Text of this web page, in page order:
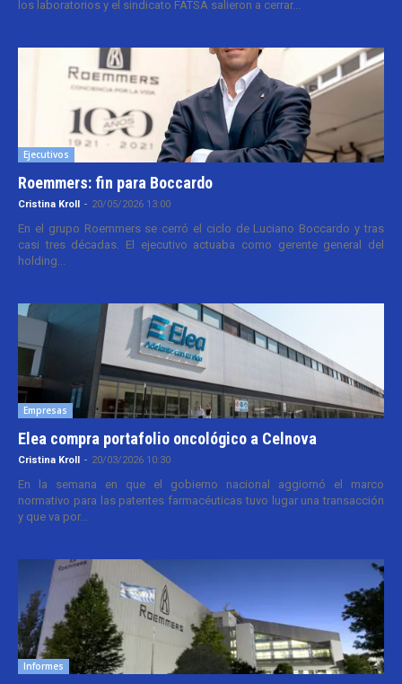
los laboratorios y el sindicato FATSA salieron a cerrar...
Ejecutivos
Roemmers: fin para Boccardo
Cristina Kroll - 20/05/2026 13:00
En el grupo Roemmers se cerró el ciclo de Luciano Boccardo y tras
casi tres décadas. El ejecutivo actuaba como gerente general del
holding...
Empresas
Elea compra portafolio oncológico a Celnova
Cristina Kroll - 20/03/2026 10:30
En la semana en que el gobierno nacional aggiornó el marco
normativo para las patentes farmacéuticas tuvo lugar una transacción
y que va por...
Informes